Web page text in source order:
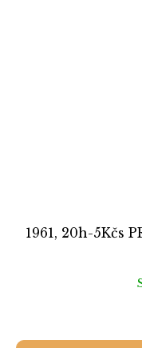
1961, 20h-5Kčs